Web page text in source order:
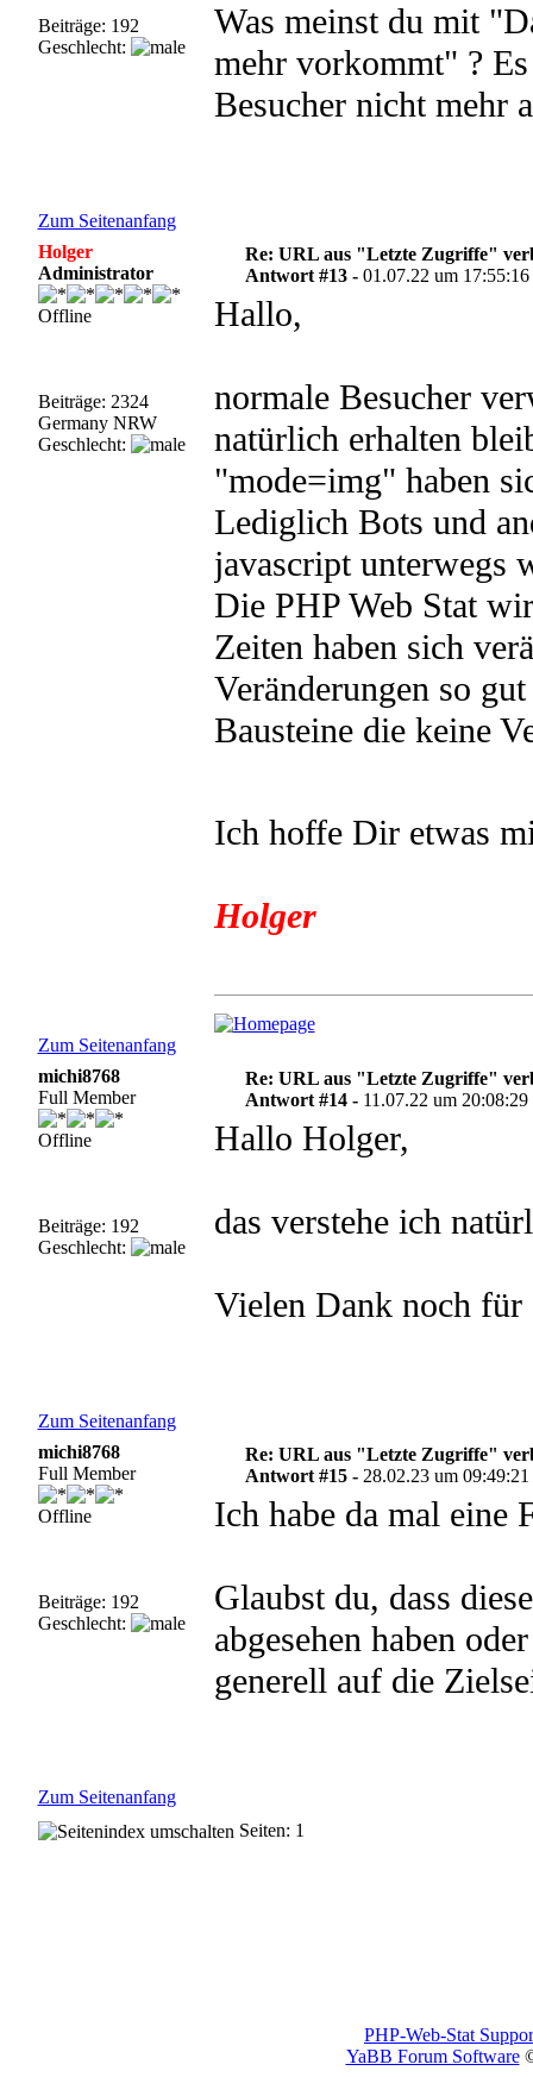
Beiträge: 192
Geschlecht:
Was meinst du mit
mehr vorkommt" ?
Besucher nicht mehr
Zum Seitenanfang
Holger
Administrator
Offline
Beiträge: 2324
Germany NRW
Geschlecht:
Re: URL aus "Letzte Zugriffe"
Antwort #13 -01.07.22 um 17:55:16
Hallo,
normale Besucher
natürlich erhalten
"mode=img" haben
Lediglich Bots und
javascript unterwegs
Die PHP Web Stat
Zeiten haben sich
Veränderungen so
Bausteine die keine
Ich hoffe Dir etwas
Holger
Zum Seitenanfang
michi8768
Full Member
Offline
Beiträge: 192
Geschlecht:
Re: URL aus "Letzte Zugriffe"
Antwort #14 - 11.07.22 um 20:08:29
Hallo Holger,
das verstehe ich
Vielen Dank noch
Zum Seitenanfang
michi8768
Full Member
Offline
Beiträge: 192
Geschlecht:
Re: URL aus "Letzte Zugriffe"
Antwort #15 - 28.02.23 um 09:49:21
Ich habe da mal eine
Glaubst du, dass
abgesehen haben
generell auf die
Zum Seitenanfang
Seiten: 1
PHP-Web-Stat
YaBB Forum Software©